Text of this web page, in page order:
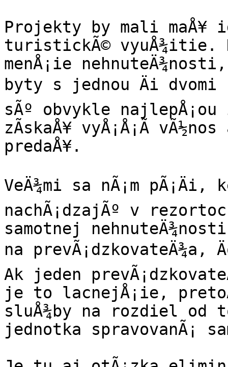
Projekty by mali maÅ¥
turistickÃ© vyuÅ¾itie.
menÅ¡ie
byty s jednou Äi
sÃº obvykle
zÃ­skaÅ¥ vyÅ¡Å¡Ã­
predaÅ¥.
VeÄ¾mi sa nÃ¡m pÃ¡Äi,
nachÃ¡dzajÃº v
samotnej nehnuteÄ¾nosti
na prevÃ¡dzkovateÄ¾a,
Ak jeden
je to lacnejÅ¡ie,
sluÅ¾by na rozdiel od
jednotka spravovanÃ¡